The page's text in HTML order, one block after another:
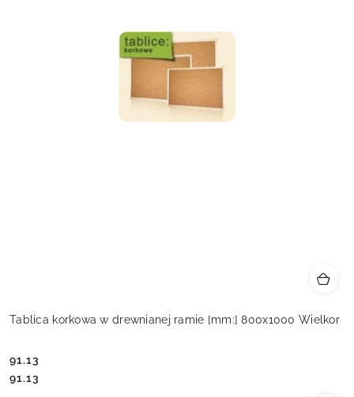
Tablica korkowa w drewnianej ramie [mm:] 800x1000 Wielkor
Cena:
91.13
Cena:
91.13